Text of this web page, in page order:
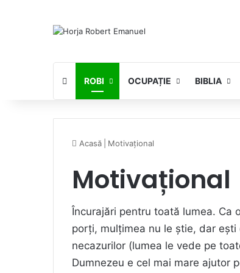
ROBI OCUPAȚIE BIBLIA
Acasă Motivațional
Motivațional
Încurajări pentru toată lumea. Ca
porți, mulțimea nu le știe, dar
necazurilor (lumea le vede pe
Dumnezeu e cel mai mare ajutor